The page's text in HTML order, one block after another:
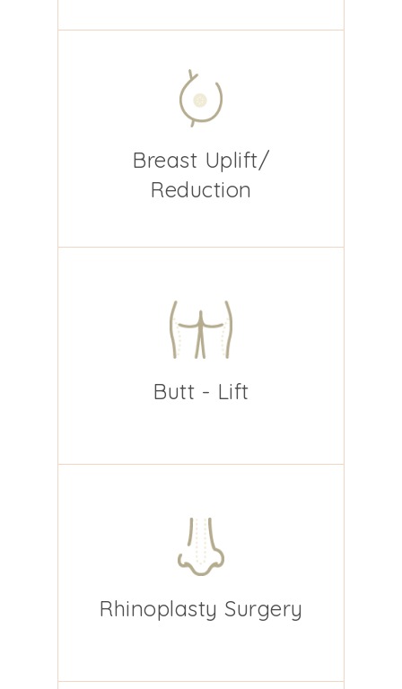
Breast Uplift/
Reduction
Butt - Lift
Rhinoplasty Surgery